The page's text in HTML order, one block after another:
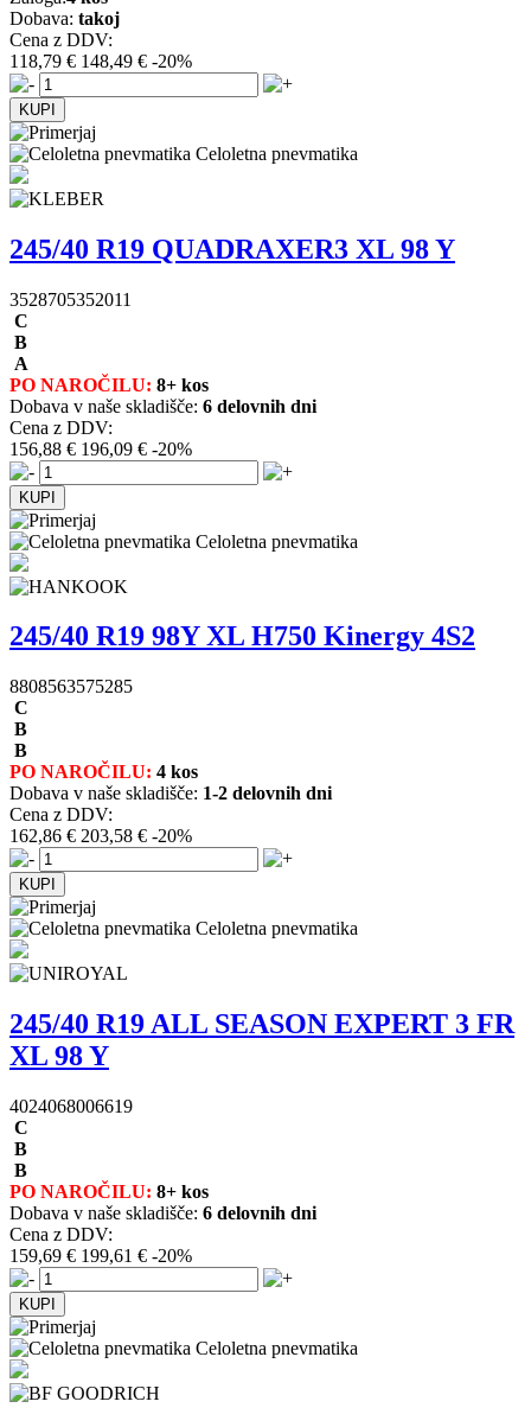
Dobava: takoj
Cena z DDV:
118,79 € 148,49 € -20%
Celoletna pnevmatika
245/40 R19 QUADRAXER3 XL 98 Y
3528705352011
C
B
A
PO NAROČILU: 8+ kos
Dobava v naše skladišče: 6 delovnih dni
Cena z DDV:
156,88 € 196,09 € -20%
Celoletna pnevmatika
245/40 R19 98Y XL H750 Kinergy 4S2
8808563575285
C
B
B
PO NAROČILU: 4 kos
Dobava v naše skladišče: 1-2 delovnih dni
Cena z DDV:
162,86 € 203,58 € -20%
Celoletna pnevmatika
245/40 R19 ALL SEASON EXPERT 3 FR
XL 98 Y
4024068006619
C
B
B
PO NAROČILU: 8+ kos
Dobava v naše skladišče: 6 delovnih dni
Cena z DDV:
159,69 € 199,61 € -20%
Celoletna pnevmatika